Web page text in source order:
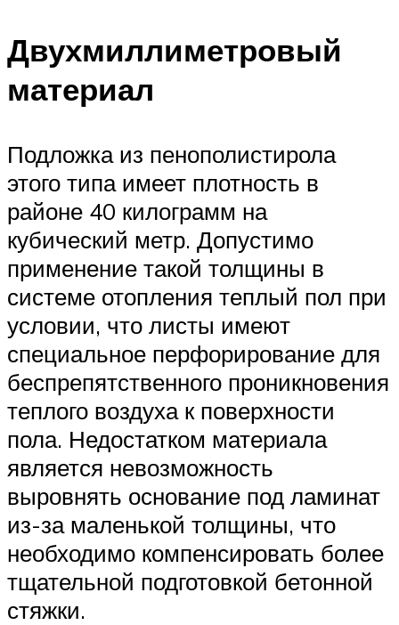
Двухмиллиметровый
материал
Подложка из пенополистирола
этого типа имеет плотность в
районе 40 килограмм на
кубический метр. Допустимо
применение такой толщины в
системе отопления теплый пол при
условии, что листы имеют
специальное перфорирование для
беспрепятственного проникновения
теплого воздуха к поверхности
пола. Недостатком материала
является невозможность
выровнять основание под ламинат
из-за маленькой толщины, что
необходимо компенсировать более
тщательной подготовкой бетонной
стяжки.